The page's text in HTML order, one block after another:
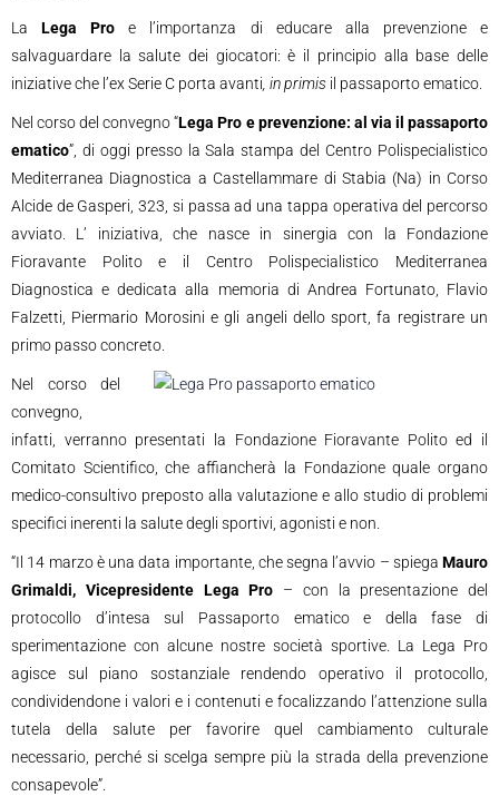
La Lega Pro e l’importanza di educare alla prevenzione e
salvaguardare la salute dei giocatori: è il principio alla base delle
iniziative che l’ex Serie C porta avanti , in primis il passaporto ematico.
Nel corso del convegno “Lega Pro e prevenzione: al via il passaporto
ematico”, di oggi presso la Sala stampa del Centro Polispecialistico
Mediterranea Diagnostica a Castellammare di Stabia (Na) in Corso
Alcide de Gasperi, 323, si passa ad una tappa operativa del percorso
avviato. L’ iniziativa, che nasce in sinergia con la Fondazione
Fioravante Polito e il Centro Polispecialistico Mediterranea
Diagnostica e dedicata alla memoria di Andrea Fortunato, Flavio
Falzetti, Piermario Morosini e gli angeli dello sport, fa registrare un
primo passo concreto.
Nel corso del
convegno,
infatti, verranno presentati la Fondazione Fioravante Polito ed il
Comitato Scientifico, che affiancherà la Fondazione quale organo
medico-consultivo preposto alla valutazione e allo studio di problemi
specifici inerenti la salute degli sportivi, agonisti e non.
“Il 14 marzo è una data importante, che segna l’avvio – spiega Mauro
Grimaldi, Vicepresidente Lega Pro – con la presentazione del
protocollo d’intesa sul Passaporto ematico e della fase di
sperimentazione con alcune nostre società sportive. La Lega Pro
agisce sul piano sostanziale rendendo operativo il protocollo,
condividendone i valori e i contenuti e focalizzando l’attenzione sulla
tutela della salute per favorire quel cambiamento culturale
necessario, perché si scelga sempre più la strada della prevenzione
consapevole”.